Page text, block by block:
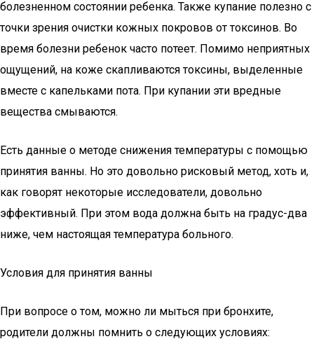
болезненном состоянии ребенка. Также купание полезно с
точки зрения очистки кожных покровов от токсинов. Во
время болезни ребенок часто потеет. Помимо неприятных
ощущений, на коже скапливаются токсины, выделенные
вместе с капельками пота. При купании эти вредные
вещества смываются.
Есть данные о методе снижения температуры с помощью
принятия ванны. Но это довольно рисковый метод, хоть и,
как говорят некоторые исследователи, довольно
эффективный. При этом вода должна быть на градус-два
ниже, чем настоящая температура больного.
Условия для принятия ванны
При вопросе о том, можно ли мыться при бронхите,
родители должны помнить о следующих условиях: